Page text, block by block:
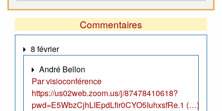
Commentaires
8 février
André Bellon
Par visioconférence
https://us02web.zoom.us/j/87478410618?
pwd=E5WbzCjhLIEpdLfir0CYO5IuhxsfRe.1 (…)